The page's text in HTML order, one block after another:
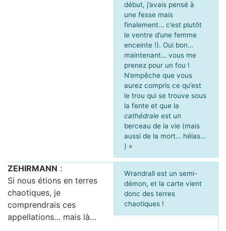
début, j’avais pensé à
une fesse mais
finalement… c’est plutôt
le ventre d’une femme
enceinte !). Oui bon…
maintenant… vous me
prenez pour un fou !
N’empêche que vous
aurez compris ce qu’est
le trou qui se trouve sous
la fente et que la
cathédraleest un
berceau de la vie (mais
aussi de la mort… hélas…
) »
Wrandrall est un semi-
démon, et la carte vient
donc des terres
chaotiques !
ZEHIRMANN :
Si nous étions en terres
chaotiques, je
comprendrais ces
appellations… mais là…